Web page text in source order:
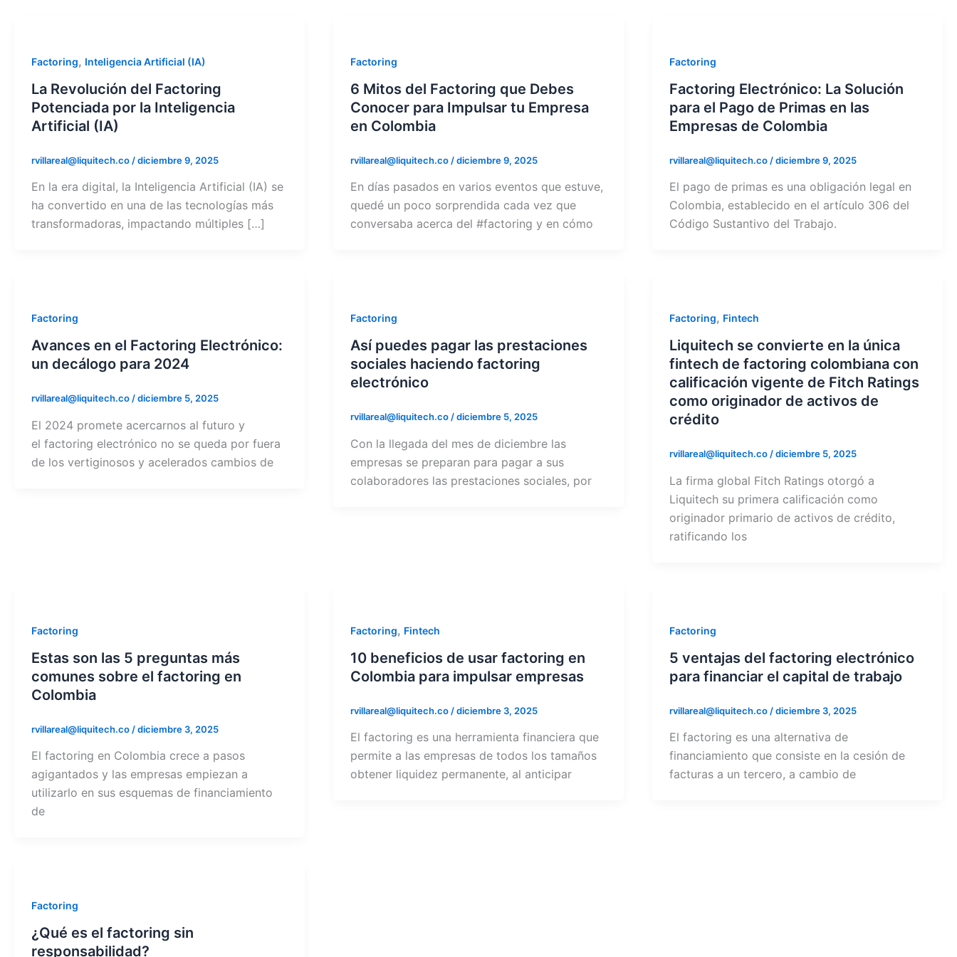
Factoring, Inteligencia Artificial (IA)
La Revolución del Factoring
Potenciada por la Inteligencia
Artificial (IA)
rvillareal@liquitech.co /diciembre 9, 2025
En la era digital, la Inteligencia Artificial (IA) se
ha convertido en una de las tecnologías más
transformadoras, impactando múltiples […]
Factoring
6 Mitos del Factoring que Debes
Conocer para Impulsar tu Empresa
en Colombia
rvillareal@liquitech.co /diciembre 9, 2025
En días pasados en varios eventos que estuve,
quedé un poco sorprendida cada vez que
conversaba acerca del #factoring y en cómo
Factoring
Factoring Electrónico: La Solución
para el Pago de Primas en las
Empresas de Colombia
rvillareal@liquitech.co /diciembre 9, 2025
El pago de primas es una obligación legal en
Colombia, establecido en el artículo 306 del
Código Sustantivo del Trabajo.
Factoring
Avances en el Factoring Electrónico:
un decálogo para 2024
rvillareal@liquitech.co /diciembre 5, 2025
El 2024 promete acercarnos al futuro y
el factoring electrónico no se queda por fuera
de los vertiginosos y acelerados cambios de
Factoring
Así puedes pagar las prestaciones
sociales haciendo factoring
electrónico
rvillareal@liquitech.co /diciembre 5, 2025
Con la llegada del mes de diciembre las
empresas se preparan para pagar a sus
colaboradores las prestaciones sociales, por
Factoring, Fintech
Liquitech se convierte en la única
fintech de factoring colombiana con
calificación vigente de Fitch Ratings
como originador de activos de
crédito
rvillareal@liquitech.co /diciembre 5, 2025
La firma global Fitch Ratings otorgó a
Liquitech su primera calificación como
originador primario de activos de crédito,
ratificando los
Factoring
Estas son las 5 preguntas más
comunes sobre el factoring en
Colombia
rvillareal@liquitech.co /diciembre 3, 2025
El factoring en Colombia crece a pasos
agigantados y las empresas empiezan a
utilizarlo en sus esquemas de financiamiento
de
Factoring, Fintech
10 beneficios de usar factoring en
Colombia para impulsar empresas
rvillareal@liquitech.co /diciembre 3, 2025
El factoring es una herramienta financiera que
permite a las empresas de todos los tamaños
obtener liquidez permanente, al anticipar
Factoring
5 ventajas del factoring electrónico
para financiar el capital de trabajo
rvillareal@liquitech.co /diciembre 3, 2025
El factoring es una alternativa de
financiamiento que consiste en la cesión de
facturas a un tercero, a cambio de
Factoring
¿Qué es el factoring sin
responsabilidad?